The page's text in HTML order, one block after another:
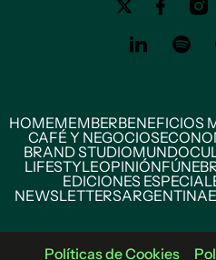
HOMEMEMBERBENEFICIOS
CAFÉ Y NEGOCIOS
BRAND STUDIOMUNDO
LIFESTYLEOPINIÓN
EDICIONES
NEWSLETTERSARGENTINA
Políticas de Cookies